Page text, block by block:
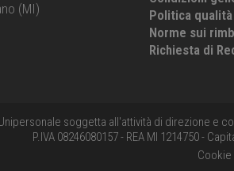
(MI)
Politica
Norme sui
Richiesta di
soggetta all'attività di direzione e
P.IVA 08246080157 - REA MI 1214750 -